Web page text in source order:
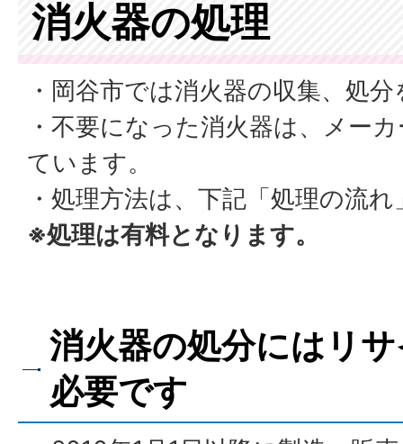
消火器の処理
・岡谷市では消火器の収集、処
・不要になった消火器は、メー
ています。
・処理方法は、下記「処理の流
※処理は有料となります。
消火器の処分にはリ
必要です